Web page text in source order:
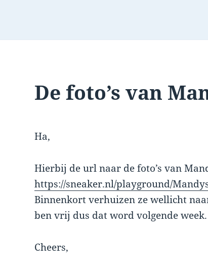
De foto’s van
Ha,
Hierbij de url naar de foto’s van
https://sneaker.nl/playground/
Binnenkort verhuizen ze wellicht
ben vrij dus dat word volgende week.
Cheers,